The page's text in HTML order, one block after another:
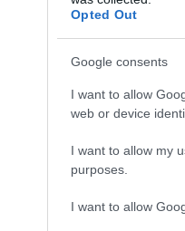
Opted Out
Google consents
I want to allow
web or device
I want to allow my
purposes.
I want to allow
KAPCSOLÓDÓ CIKKEK A
6,5 százalékra
Mibe
Patai Mihály: az